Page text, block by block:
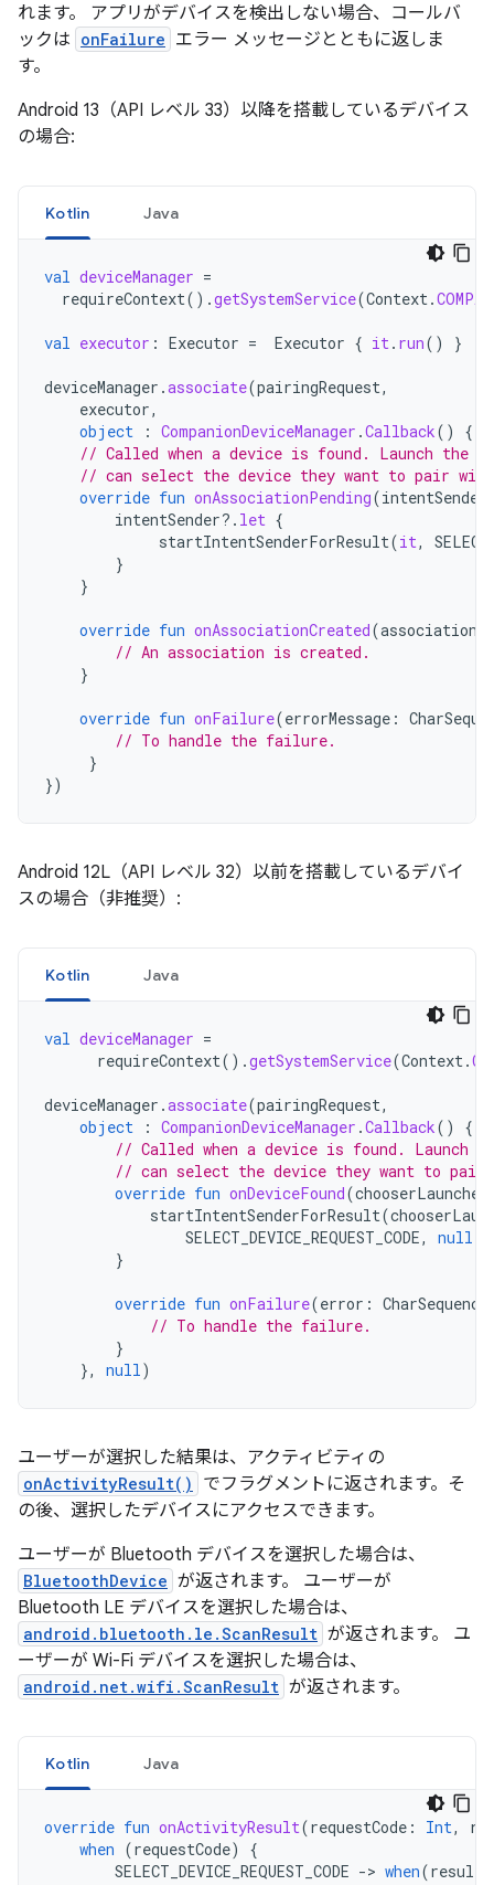
れます。 アプリがデバイスを検出しない場合、コールバ
ックは onFailure エラー メッセージとともに返しま
す。
Android 13（API レベル 33）以降を搭載しているデバイス
の場合:
Kotlin Java
val deviceManager =
requireContext().getSystemService(Context .
val executor : Executor = Executor { it . run() }
deviceManager .associate(pairingRequest,
executor,
object
: CompanionDeviceManager .Callback()
{
// Called when a device is found. Launch the
// can select the device they want to pair
override fun onAssociationPending(intentSender
intentSender?. let {
startIntentSenderForResult(it,
}
}
override fun onAssociationCreated(
// An association is created.
}
override fun onFailure(errorMessage :
// To handle the failure.
}
})
Android 12L（API レベル 32）以前を搭載しているデバイ
スの場合（非推奨）:
Kotlin Java
val deviceManager =
requireContext().getSystemService(Context .
deviceManager .associate(pairingRequest,
object
: CompanionDeviceManager .Callback()
{
// Called when a device is found. Launch
// can select the device they want to pair
override fun onDeviceFound(chooserLauncher
startIntentSenderForResult(
SELECT_DEVICE_REQUEST_CODE, null
}
override fun onFailure(error :
// To handle the failure.
}
},
null )
ユーザーが選択した結果は、アクティビティの
onActivityResult()
でフラグメントに返されます。そ
の後、選択したデバイスにアクセスできます。
ユーザーが Bluetooth デバイスを選択した場合は、
BluetoothDevice が返されます。 ユーザーが
Bluetooth LE デバイスを選択した場合は、
android.bluetooth.le.ScanResult が返されます。 ユ
ーザーが Wi-Fi デバイスを選択した場合は、
android.net.wifi.ScanResult が返されます。
Kotlin Java
override fun onActivityResult(requestCode : Int,
when (requestCode)
{
SELECT_DEVICE_REQUEST_CODE -> when(